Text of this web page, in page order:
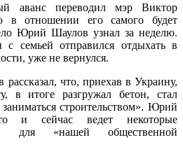
аванс переводил мэр Виктор
отношении его самого будет
Юрий Шаулов узнал за неделю.
семьей отправился отдыхать в
уже не вернулся.
что, приехав в Украину,
в итоге разгружал бетон, стал
строительством». Юрий
и сейчас ведет некоторые
для «нашей общественной